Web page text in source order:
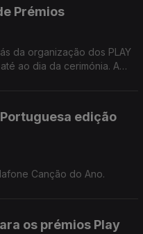
Prémios
da organização dos PLAY
ao dia da cerimónia. A
edição
Canção do Ano.
os prémios Play